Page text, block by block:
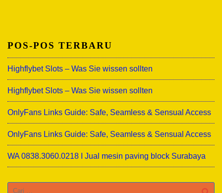
POS-POS TERBARU
Highflybet Slots – Was Sie wissen sollten
Highflybet Slots – Was Sie wissen sollten
OnlyFans Links Guide: Safe, Seamless & Sensual Access
OnlyFans Links Guide: Safe, Seamless & Sensual Access
WA 0838.3060.0218 I Jual mesin paving block Surabaya
Cari